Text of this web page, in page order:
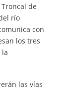
de
río
con
los tres
la
las vías